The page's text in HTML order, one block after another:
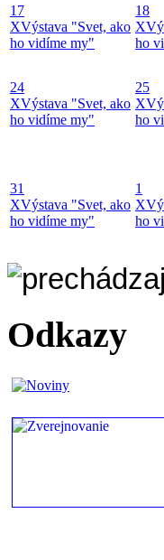
17
XVýstava "Svet, ako
ho vidíme my"
18
X
ho
24
XVýstava "Svet, ako
ho vidíme my"
25
X
ho
31
XVýstava "Svet, ako
ho vidíme my"
1
X
ho
Odkazy